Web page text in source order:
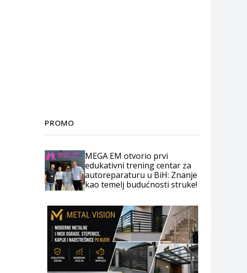
PROMO
MEGA EM otvorio prvi
edukativni trening centar za
autoreparaturu u BiH: Znanje
kao temelj budućnosti struke!